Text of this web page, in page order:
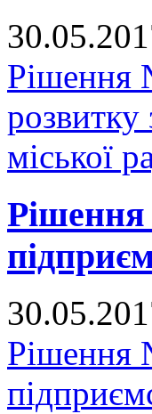
Рішення
розвитку
міської
Рішення
Рішення